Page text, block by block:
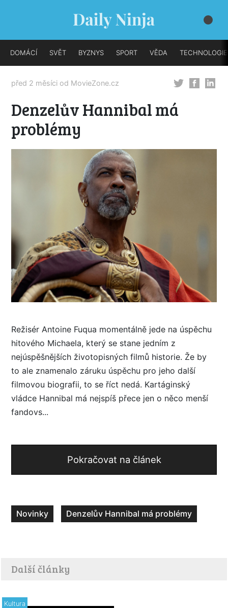
DOMÁCÍ SVĚT BYZNYS SPORT VĚDA TECHNOLOGIE
před 2 měsíci od MovieZone.cz
Denzelův Hannibal má
problémy
Režisér Antoine Fuqua momentálně jede na úspěchu
hitového Michaela, který se stane jedním z
nejúspěšnějších životopisných filmů historie. Že by
to ale znamenalo záruku úspěchu pro jeho další
filmovou biografii, to se říct nedá. Kartáginský
vládce Hannibal má nejspíš přece jen o něco menší
fandovs...
Pokračovat na článek
Novinky Denzelův Hannibal má problémy
Další články
Kultura